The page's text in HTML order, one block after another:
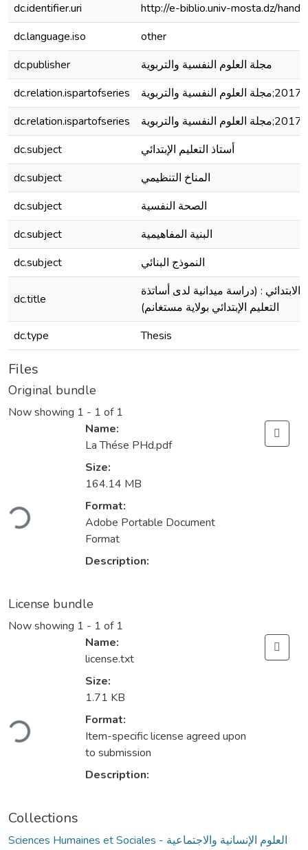
dc.identifier.uri
http://e-biblio.univ-mosta.dz/
dc.language.iso
other
dc.publisher
مجلة العلوم النفسية والتربوية
dc.relation.ispartofseries
dc.relation.ispartofseries
dc.subject
أستاذ التعليم الإبتدائي
dc.subject
المناخ التنظيمي
dc.subject
الصحة النفسية
dc.subject
البنية المفاهيمية
dc.subject
النموذج البنائي
dc.title
: (دراسة ميدانية لدى أساتذة
التعليم الإبتدائي بولاية مستغانم)
dc.type
Thesis
Files
Original bundle
Now showing 1 - 1 of 1
Loading...
Name:
La Thése PHd.pdf
Size:
164.14 MB
Format:
Adobe Portable Document
Format
Description:
License bundle
Now showing 1 - 1 of 1
Loading...
Name:
license.txt
Size:
1.71 KB
Format:
Item-specific license agreed upon
to submission
Description:
Collections
Sciences Humaines et Sociales - العلوم الإنسانية والاجتماعية